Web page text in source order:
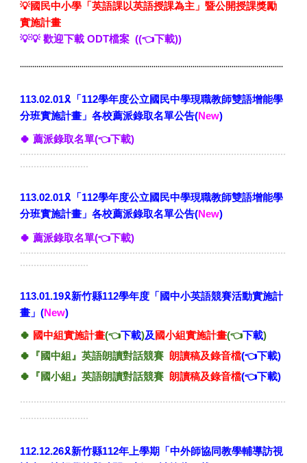
💡國民中小學「英語課以英語授課為主」暨公開授課獎勵
實施計畫
💡💡歡迎下載 ODT檔案 ((👈下載))
................................................................................................................................
113.02.01🎗️ 「112學年度公立國民中學現職教師雙語增能學
分班實施計畫」各校薦派錄取名單公告(New)
🍀 薦派錄取名單(👈下載)
.................................................................................................
.........................
113.02.01🎗️ 「112學年度公立國民中學現職教師雙語增能學
分班實施計畫」各校薦派錄取名單公告(New)
🍀 薦派錄取名單(👈下載)
.................................................................................................
.........................
113.01.19🎗️新竹縣112學年度「國中小英語競賽活動實施計
畫 」(New)
🍀 國中組實施計畫(👈下載)及 國小組實施計畫(👈下載)
🍀
『國中組』英語朗讀對話競賽 朗讀稿及錄音檔(👈下載)
🍀
『國小組』英語朗讀對話競賽 朗讀稿及錄音檔(👈下載)
.................................................................................................
.........................
112.12.26🎗️新竹縣112年上學期
「中外師協同教學輔導訪視